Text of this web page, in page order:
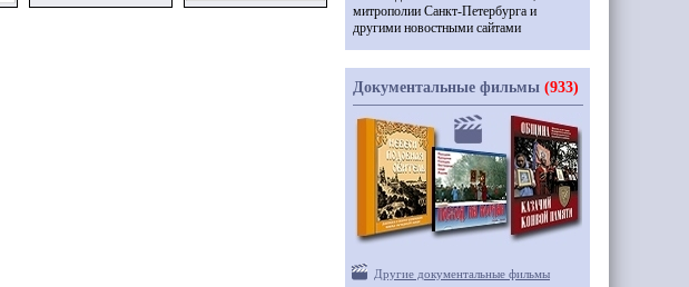
митрополии Санкт-Петербурга и
другими новостными сайтами
Документальные фильмы (933)
Другие документальные фильмы